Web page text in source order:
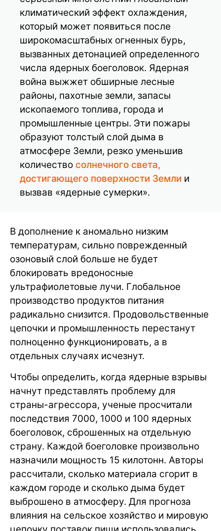
климатический эффект охлаждения,
который может появиться после
широкомасштабных огненных бурь,
вызванных детонацией определенного
числа ядерных боеголовок. Ядерная
война выжжет обширные лесные
районы, пахотные земли, запасы
ископаемого топлива, города и
промышленные центры. Эти пожары
образуют толстый слой дыма в
атмосфере Земли, резко уменьшив
количество солнечного света,
достигающего поверхности Земли и
вызвав «ядерные сумерки».
В дополнение к аномально низким
температурам, сильно поврежденный
озоновый слой больше не будет
блокировать вредоносные
ультрафиолетовые лучи. Глобальное
производство продуктов питания
радикально снизится. Продовольственные
цепочки и промышленность перестанут
полноценно функционировать, а в
отдельных случаях исчезнут.
Чтобы определить, когда ядерные взрывы
начнут представлять проблему для
страны-агрессора, ученые просчитали
последствия 7000, 1000 и 100 ядерных
боеголовок, сброшенных на отдельную
страну. Каждой боеголовке произвольно
назначили мощность 15 килотонн. Авторы
рассчитали, сколько материала сгорит в
каждом городе и сколько дыма будет
выброшено в атмосферу. Для прогноза
влияния на сельское хозяйство и мировую